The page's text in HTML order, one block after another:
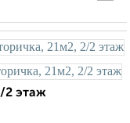
2 этаж